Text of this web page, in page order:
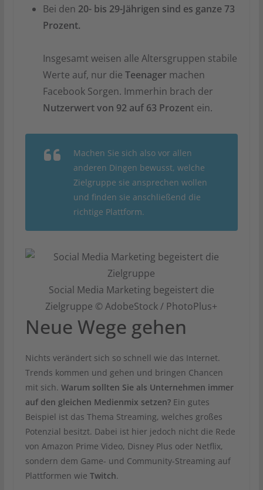
Bei den 20- bis 29-Jährigen sind es ganze 73
Prozent.
Insgesamt weisen alle Altersgruppen stabile
Werte auf, nur die Teenagermachen
Facebook Sorgen. Immerhin brach der
Nutzerwert von 92 auf 63 Prozent ein.
Machen Sie sich also vor allen
anderen Dingen bewusst, welche
Zielgruppe sie ansprechen wollen
und finden sie anschließend die
richtige Plattform.
Social Media Marketing begeistert die
Zielgruppe © AdobeStock / PhotoPlus+
Neue Wege gehen
Nichts verändert sich so schnell wie das Internet.
Trends kommen und gehen und bringen Chancen
mit sich. Warum sollten Sie als Unternehmen immer
auf den gleichen Medienmix setzen? Ein gutes
Beispiel ist das Thema Streaming, welches großes
Potenzial besitzt. Dabei ist hier jedoch nicht die Rede
von Amazon Prime Video, Disney Plus oder Netflix,
sondern dem Game- und Community-Streaming auf
Plattformen wie Twitch.